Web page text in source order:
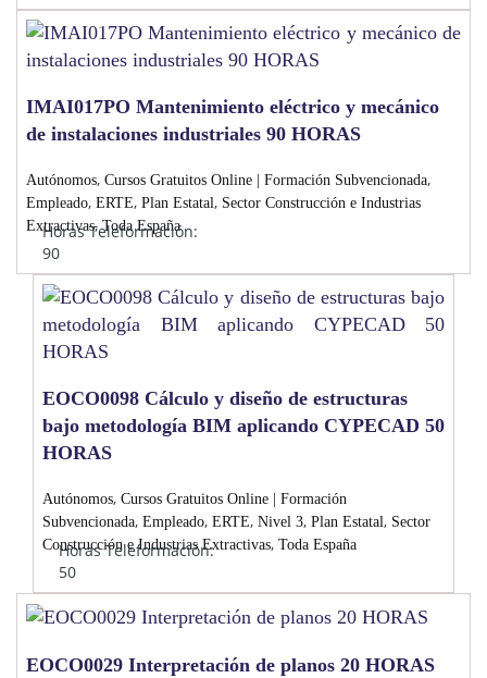
IMAI017PO Mantenimiento eléctrico y mecánico
de instalaciones industriales 90 HORAS
Autónomos, Cursos Gratuitos Online | Formación Subvencionada,
Empleado, ERTE, Plan Estatal, Sector Construcción e Industrias
Extractivas,Toda España
Horas Teleformación:
90
EOCO0098 Cálculo y diseño de estructuras
bajo metodología BIM aplicando CYPECAD 50
HORAS
Autónomos, Cursos Gratuitos Online | Formación
Subvencionada, Empleado, ERTE, Nivel 3, Plan Estatal, Sector
Construcción e Industrias Extractivas, Toda España
Horas Teleformación:
50
EOCO0029 Interpretación de planos 20 HORAS